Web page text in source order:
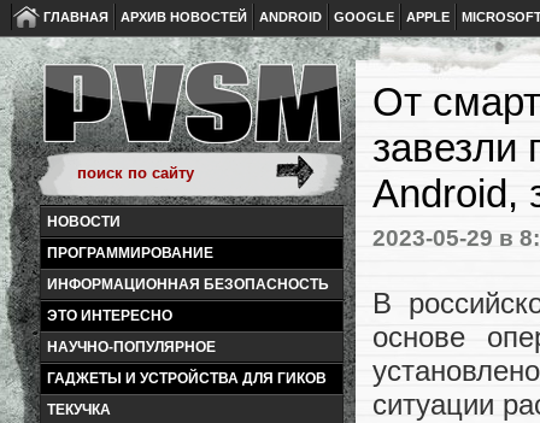
ГЛАВНАЯ АРХИВ НОВОСТЕЙ ANDROID GOOGLE APPLE
НОВОСТИ
ПРОГРАММИРОВАНИЕ
ИНФОРМАЦИОННАЯ БЕЗОПАСНОСТЬ
ЭТО ИНТЕРЕСНО
НАУЧНО-ПОПУЛЯРНОЕ
ГАДЖЕТЫ И УСТРОЙСТВА ДЛЯ ГИКОВ
ТЕКУЧКА
От
завезли
Android,
2023-05-29 в
В
основе
ситуации